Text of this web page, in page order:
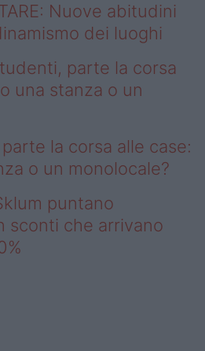
Nuove abitudini
dei luoghi
parte la corsa
una stanza o un
la corsa alle case:
o un monolocale?
puntano
sconti che arrivano